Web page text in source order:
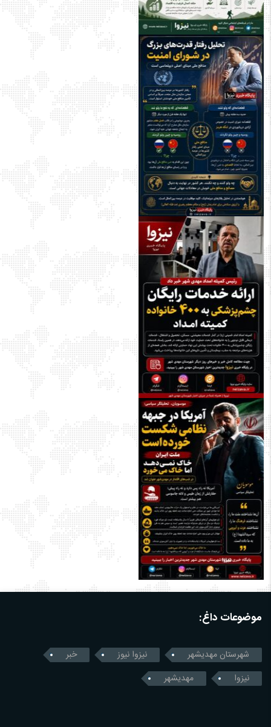
موضوعات داغ:
شهرستان مهدیشهر نیزوا نیوز
خبر
نیزوا
مهدیشهر